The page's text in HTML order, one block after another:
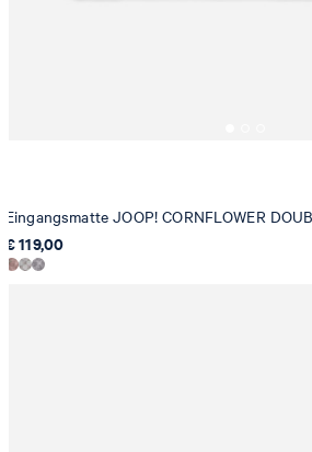
Eingangsmatte JOOP! CORNFLOWER
€ 119,00